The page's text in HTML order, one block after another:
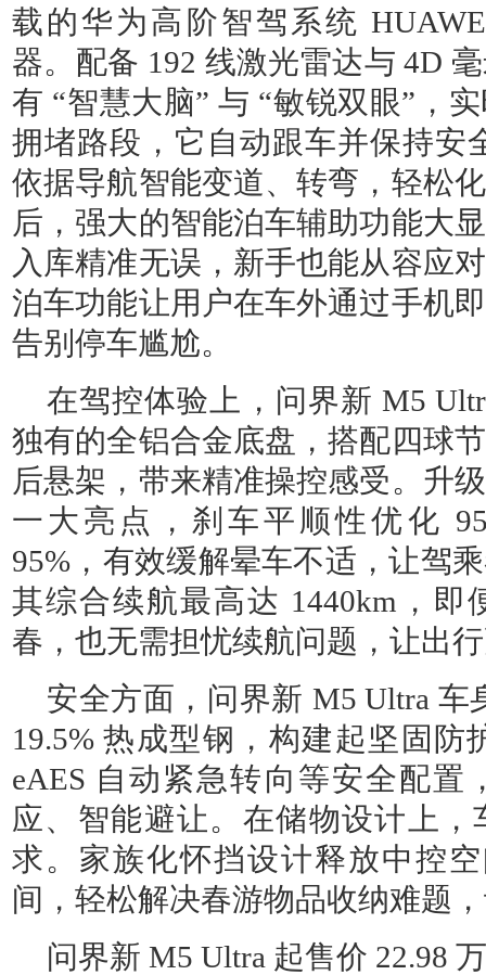
载的华为高阶智驾系统
器。配备 192 线激光雷达与 4D
有 “智慧大脑” 与 “敏锐双眼”，
拥堵路段，它自动跟车并保持安
依据导航智能变道、转弯，轻松
后，强大的智能泊车辅助功能大
入库精准无误，新手也能从容应
泊车功能让用户在车外通过手机
告别停车尴尬。
在驾控体验上，问界新 M5
独有的全铝合金底盘，搭配四球
后悬架，带来精准操控感受。升
一大亮点，刹车平顺性优化
95%，有效缓解晕车不适，让驾
其综合续航最高达 1440km，即
春，也无需担忧续航问题，让出
安全方面，问界新 M5 Ultra 车
19.5% 热成型钢，构建起坚固防
eAES 自动紧急转向等安全配置
应、智能避让。在储物设计上
求。家族化怀挡设计释放中控
间，轻松解决春游物品收纳难题
问界新 M5 Ultra 起售价 22.98